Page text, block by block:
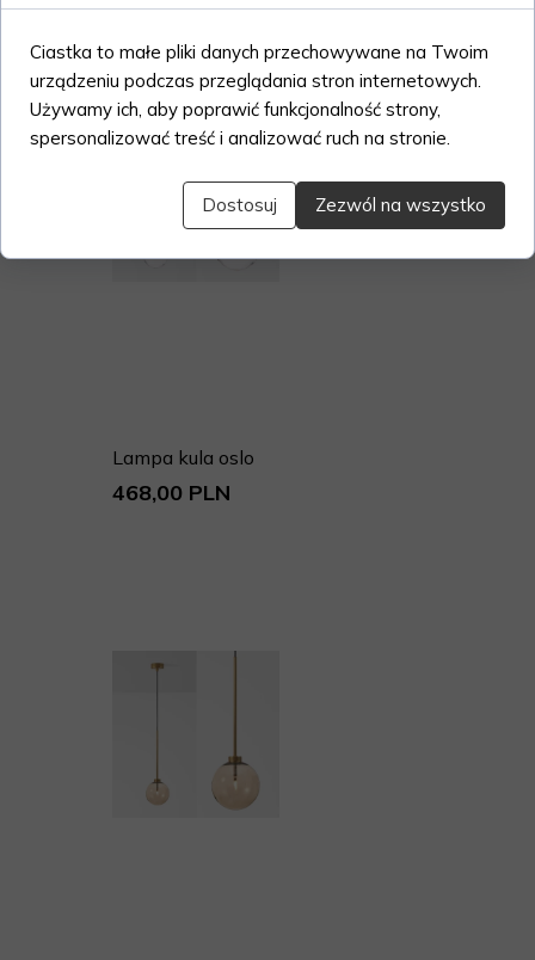
Lampa kula oslo
468,00 PLN
Ciastka to małe pliki danych przechowywane na Twoim
urządzeniu podczas przeglądania stron internetowych.
Używamy ich, aby poprawić funkcjonalność strony,
spersonalizować treść i analizować ruch na stronie.
Dostosuj Zezwól na wszystko